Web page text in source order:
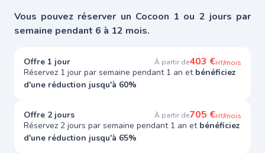
Vous pouvez réserver un Cocoon 1 ou 2 jours par
semaine pendant 6 à 12 mois.
Offre 1 jour À partir de403 €HT/mois
Réservez 1 jour par semaine pendant 1 an et bénéficiez
d'une réduction jusqu'à 60%
Offre 2 jours À partir de705 €HT/mois
Réservez 2 jours par semaine pendant 1 an et bénéficiez
d'une réduction jusqu'à 65%